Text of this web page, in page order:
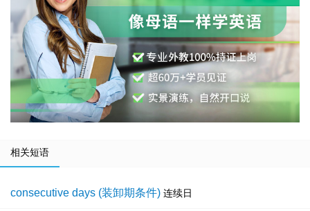
相关短语
consecutive days (装卸期条件) 连续日